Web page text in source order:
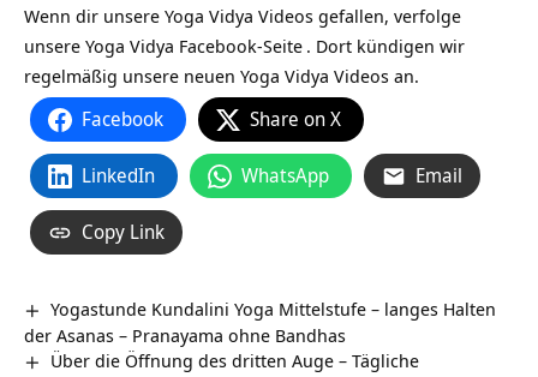
Wenn dir unsere Yoga Vidya Videos gefallen, verfolge
unsere Yoga Vidya Facebook-Seite . Dort kündigen wir
regelmäßig unsere neuen Yoga Vidya Videos an.
Facebook Share on X
LinkedIn WhatsApp Email
Copy Link
Yogastunde Kundalini Yoga Mittelstufe – langes Halten
der Asanas – Pranayama ohne Bandhas
Über die Öffnung des dritten Auge – Tägliche